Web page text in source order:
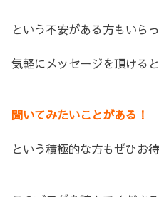
という不安がある方もいら
気軽にメッセージを頂ける
聞いてみたいことがある！
という積極的な方もぜひお